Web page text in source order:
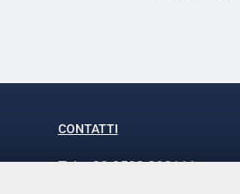
CONTATTI
Tel. +39 0532 293111